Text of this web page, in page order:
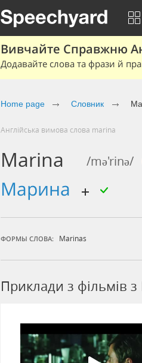
Вивчайте Справжню
Додавайте слова та фрази й
Home page Cловник
Англійська вимова слова marina
Marina /mə'rinə/
марина
ФОРМЫ СЛОВА: Marinas
Приклади з фільмів